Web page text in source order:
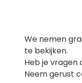
We nemen
te bekijken.
Heb je vragen
Neem gerust